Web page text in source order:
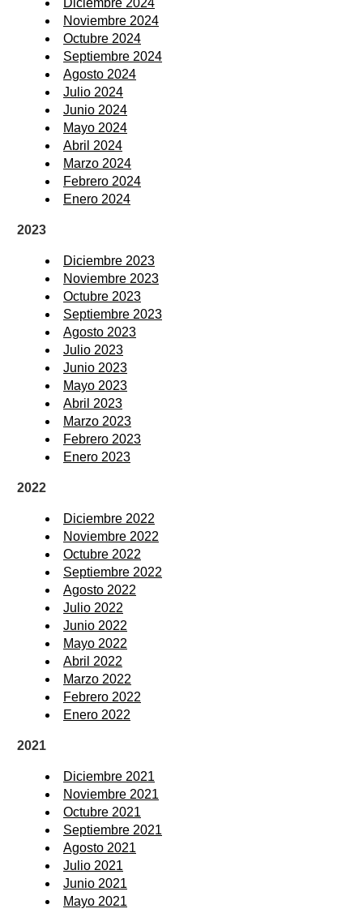
Diciembre 2024
Noviembre 2024
Octubre 2024
Septiembre 2024
Agosto 2024
Julio 2024
Junio 2024
Mayo 2024
Abril 2024
Marzo 2024
Febrero 2024
Enero 2024
2023
Diciembre 2023
Noviembre 2023
Octubre 2023
Septiembre 2023
Agosto 2023
Julio 2023
Junio 2023
Mayo 2023
Abril 2023
Marzo 2023
Febrero 2023
Enero 2023
2022
Diciembre 2022
Noviembre 2022
Octubre 2022
Septiembre 2022
Agosto 2022
Julio 2022
Junio 2022
Mayo 2022
Abril 2022
Marzo 2022
Febrero 2022
Enero 2022
2021
Diciembre 2021
Noviembre 2021
Octubre 2021
Septiembre 2021
Agosto 2021
Julio 2021
Junio 2021
Mayo 2021